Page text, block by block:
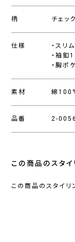
柄 チェック
仕様
・スリ
・袖釦
・胸ポ
素材 綿
品番 2-
この商品のスタイ
この商品のスタイリ